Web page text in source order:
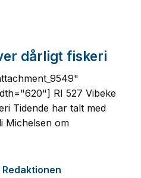
dårligt fiskeri
RI 527 Vibeke
Tidende har talt med
Michelsen om
Redaktionen